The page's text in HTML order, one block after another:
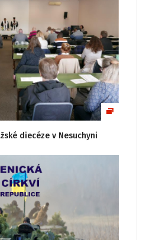
diecéze v Nesuchyni